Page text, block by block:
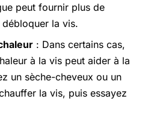
peut fournir plus de
la vis.
: Dans certains cas,
à la vis peut aider à la
un sèche-cheveux ou un
la vis, puis essayez